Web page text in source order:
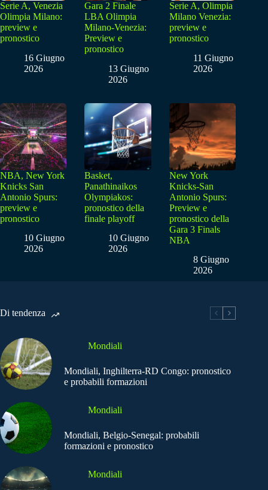
Serie A, Venezia
Olimpia Milano:
preview e
pronostico
16 Giugno
2026
Gara 2 Finale
LBA Olimpia
Milano-Venezia:
Preview e
pronostico
13 Giugno
2026
Serie A, Olimpia
Milano Venezia:
preview e
pronostico
11 Giugno
2026
NBA, New York
Knicks San
Antonio Spurs:
preview e
pronostico
10 Giugno
2026
Basket,
Panathinaikos
Olympiakos:
pronostico della
finale playoff
10 Giugno
2026
New York
Knicks-San
Antonio Spurs:
Preview e
pronostico della
Gara 3 Finals
NBA
8 Giugno
2026
Di tendenza
Mondiali
Mondiali, Inghilterra-RD Congo: pronostico
e probabili formazioni
Mondiali
Mondiali, Belgio-Senegal: probabili
formazioni e pronostico
Mondiali